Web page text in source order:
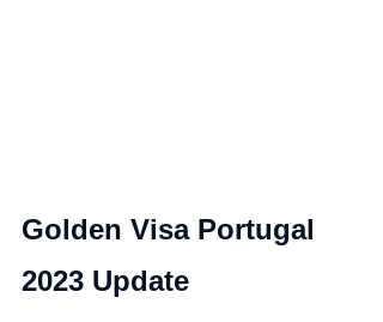
Golden Visa Portugal
2023 Update